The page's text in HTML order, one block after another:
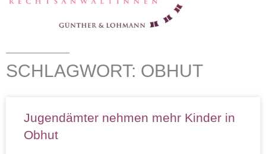
SCHLAGWORT: OBHUT
Jugendämter nehmen mehr Kinder in
Obhut